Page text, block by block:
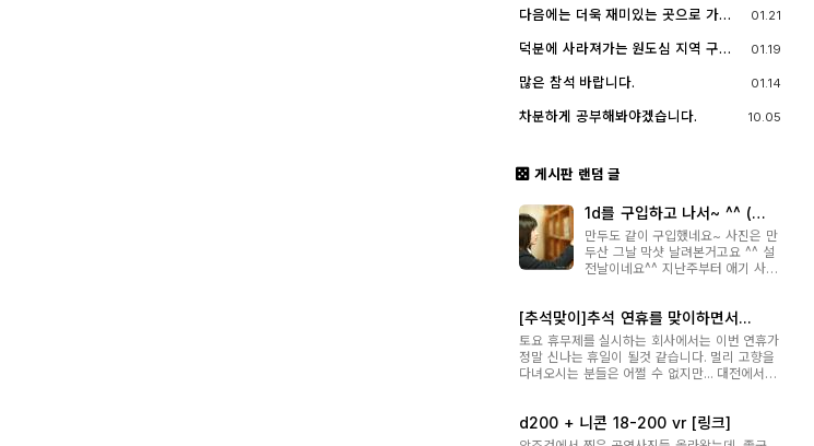
다. (다음에 개인적으로 들리겠습니
다)
다음에는 더욱 재미있는 곳으로 가보
네요.
01.21
덕분에 사라져가는 원도심 지역 구경
01.19
많은 참석 바랍니다. 01.14
차분하게 공부해봐야겠습니다. 10.05
게시판 랜덤 글
1d를 구입하고 나서~ ^^ (질
문도 하나 있어요~)
만두도 같이 구입했네요~ 사진은 만
두산 그날 막샷 날려본거고요 ^^ 설
전날이네요^^ 지난주부터 애기 사진
거 같네요 내일 대전 내려가면 저녁
에 몇장 올려보겠습니다 (지금은 애
기때문에 서울에 있습니다~ ^^) 출
사 한번 따라가야 하는데... 옛풍님 ...
[추석맞이]추석 연휴를 맞이하면서...
토요 휴무제를 실시하는 회사에서는 이번 연휴가
정말 신나는 휴일이 될것 같습니다. 멀리 고향을
다녀오시는 분들은 어쩔 수 없지만... 대전에서 추
능성은 있을 것 같네요 ^^ [2004년 9월 25일
토요일 새벽> ○ 장소 : 옥천 용암...
d200 + 니콘 18-200 vr [링크]